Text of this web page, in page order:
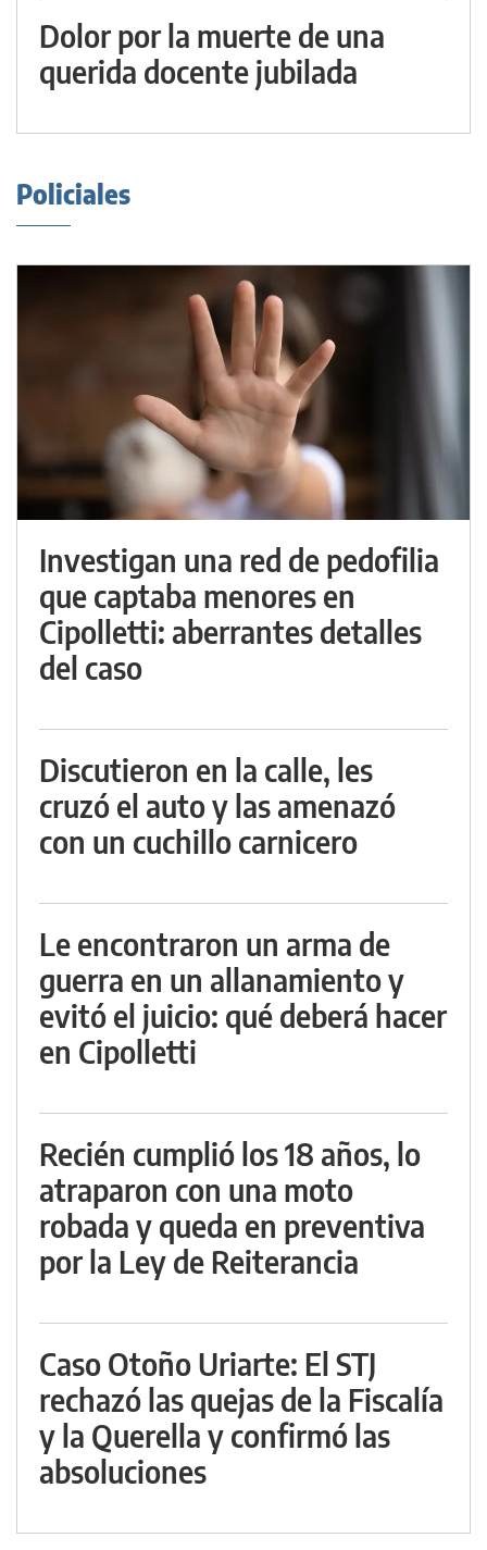
Dolor por la muerte de una
querida docente jubilada
Policiales
Investigan una red de pedofilia
que captaba menores en
Cipolletti: aberrantes detalles
del caso
Discutieron en la calle, les
cruzó el auto y las amenazó
con un cuchillo carnicero
Le encontraron un arma de
guerra en un allanamiento y
evitó el juicio: qué deberá hacer
en Cipolletti
Recién cumplió los 18 años, lo
atraparon con una moto
robada y queda en preventiva
por la Ley de Reiterancia
Caso Otoño Uriarte: El STJ
rechazó las quejas de la Fiscalía
y la Querella y confirmó las
absoluciones